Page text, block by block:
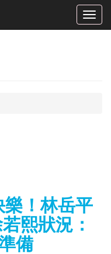
Toggle
！林岳平
熙狀況：
備